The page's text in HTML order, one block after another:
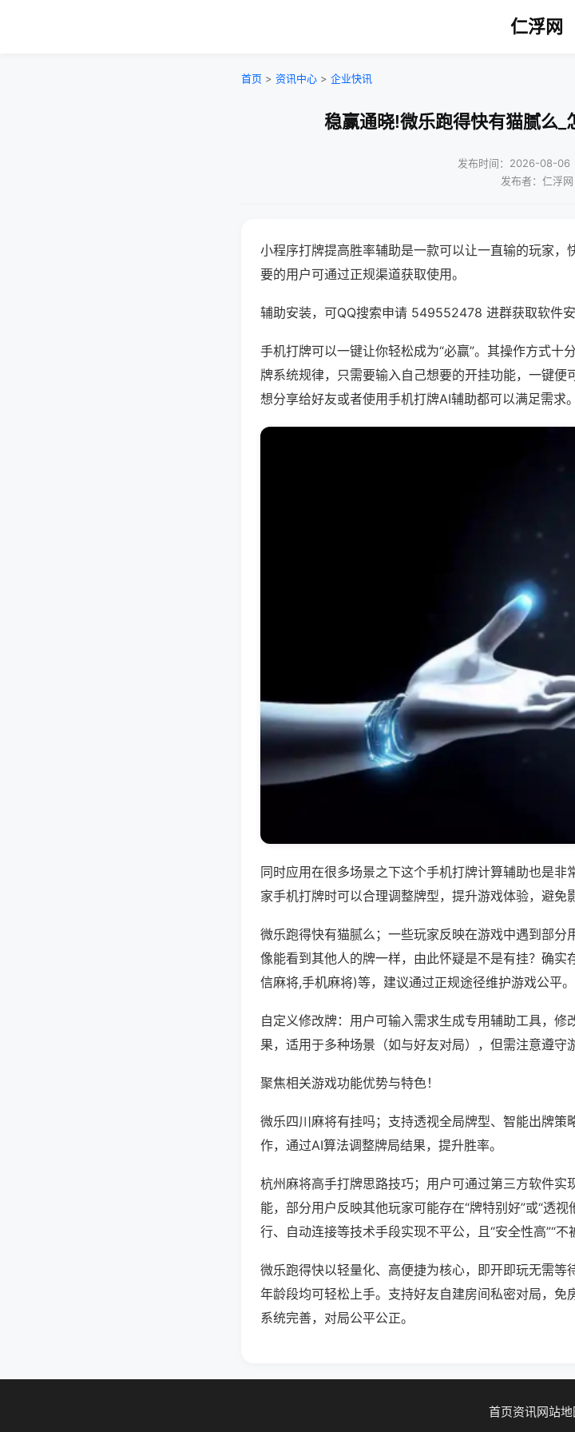
仁浮网
首页 > 资讯中心 > 企业快讯
稳赢通晓!微乐跑得快有猫腻么
发布时间：2026-08-06
发布者：仁浮网
小程序打牌提高胜率辅助是一款可以让一直输的玩家，
要的用户可通过正规渠道获取使用。
辅助安装，可QQ搜索申请 549552478 进群获取软件
手机打牌可以一键让你轻松成为“必赢”。其操作方式十
牌系统规律，只需要输入自己想要的开挂功能，一键
想分享给好友或者使用手机打牌AI辅助都可以满足需求。
同时应用在很多场景之下这个手机打牌计算辅助也是
家手机打牌时可以合理调整牌型，提升游戏体验，避免
微乐跑得快有猫腻么；一些玩家反映在游戏中遇到部
像能看到其他人的牌一样，由此怀疑是不是有挂？确
信麻将,手机麻将)等，建议通过正规途径维护游戏公平。
自定义修改牌：用户可输入需求生成专用辅助工具，修
果，适用于多种场景（如与好友对局），但需注意遵守
聚焦相关游戏功能优势与特色！
微乐四川麻将有挂吗；支持透视全局牌型、智能出牌
作，通过AI算法调整牌局结果，提升胜率。
杭州麻将高手打牌思路技巧；用户可通过第三方软件实
能，部分用户反映其他玩家可能存在“牌特别好”或“透
行、自动连接等技术手段实现不平公，且“安全性高”“不
微乐跑得快以轻量化、高便捷为核心，即开即玩无需
年龄段均可轻松上手。支持好友自建房间私密对局，
系统完善，对局公平公正。
首页资讯网站地